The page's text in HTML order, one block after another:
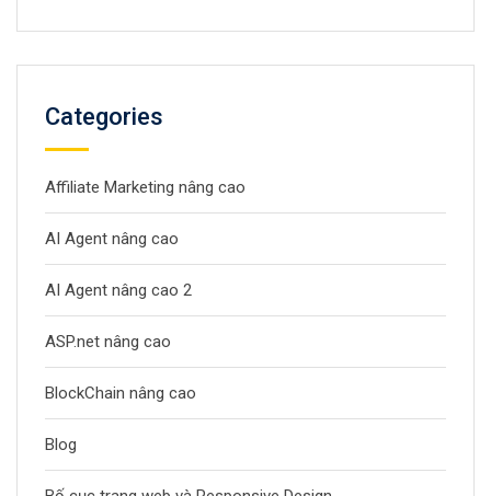
Categories
Affiliate Marketing nâng cao
AI Agent nâng cao
AI Agent nâng cao 2
ASP.net nâng cao
BlockChain nâng cao
Blog